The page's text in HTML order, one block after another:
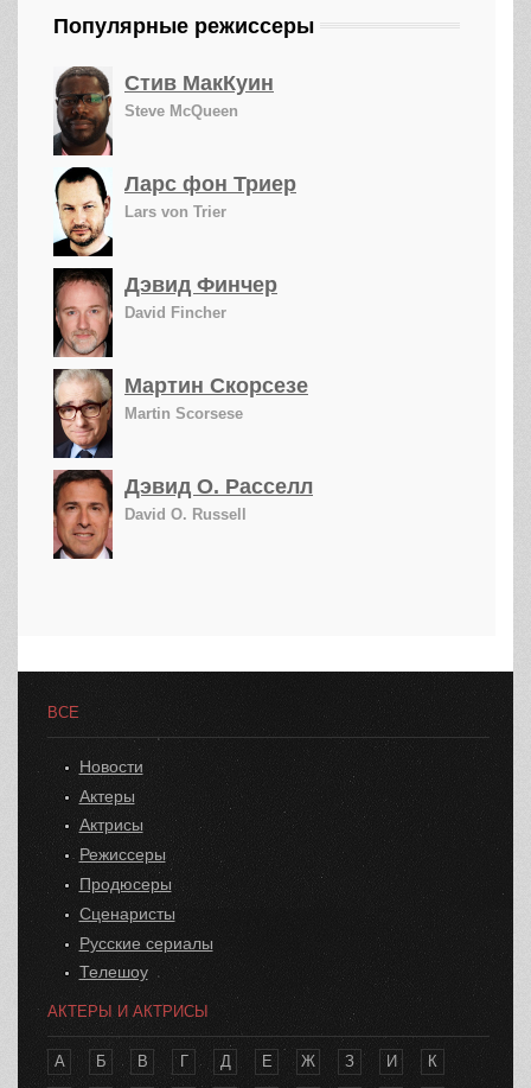
Популярные режиссеры
Стив МакКуин
Steve McQueen
Ларс фон Триер
Lars von Trier
Дэвид Финчер
David Fincher
Мартин Скорсезе
Martin Scorsese
Дэвид О. Расселл
David O. Russell
ВСЕ
Новости
Актеры
Актрисы
Режиссеры
Продюсеры
Сценаристы
Русские сериалы
Телешоу
АКТЕРЫ И АКТРИСЫ
А Б В Г Д Е Ж З И К